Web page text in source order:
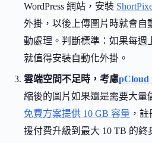
WordPress 網站，安裝
外掛，以後上傳圖片時就會自
動處理。判斷標準：如果每週
就值得安裝自動化外掛。
雲端空間不足時，考慮pCloud
縮後的圖片如果還是需要大量
免費方案提供 10 GB 容量 ，
援付費升級到最大 10 TB 的終